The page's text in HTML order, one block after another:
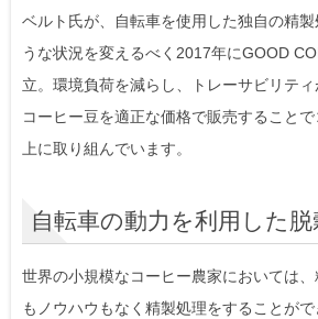
ベルト氏が、自転車を使用した独自の精
うな状況を変えるべく2017年にGOOD
立。環境負荷を減らし、トレーサビリテ
コーヒー豆を適正な価格で販売すること
上に取り組んでいます。
自転車の動力を利用した
世界の小規模なコーヒー農家においては
もノウハウもなく精製処理をすることが